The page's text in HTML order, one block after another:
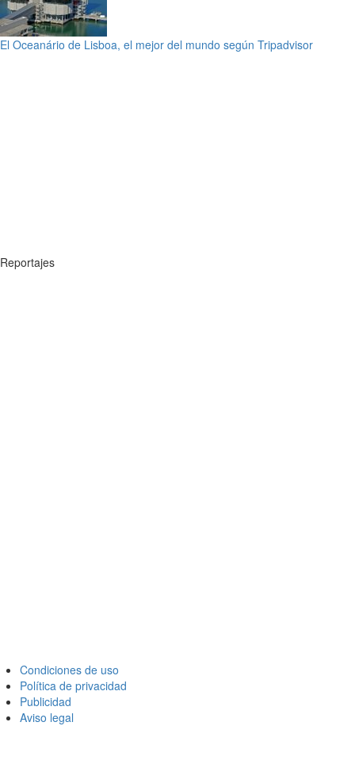
El Oceanário de Lisboa, el mejor del mundo según Tripadvisor
Reportajes
Condiciones de uso
Política de privacidad
Publicidad
Aviso legal